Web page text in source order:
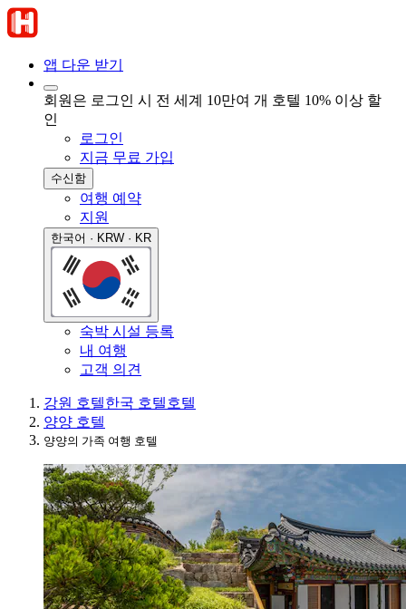
앱 다운 받기
회원은 로그인 시 전 세계 10만여 개 호텔 10% 이상 할
인
로그인
지금 무료 가입
수신함
여행 예약
지원
한국어 · KRW · KR
숙박 시설 등록
내 여행
고객 의견
강원 호텔한국 호텔호텔
양양 호텔
양양의 가족 여행 호텔